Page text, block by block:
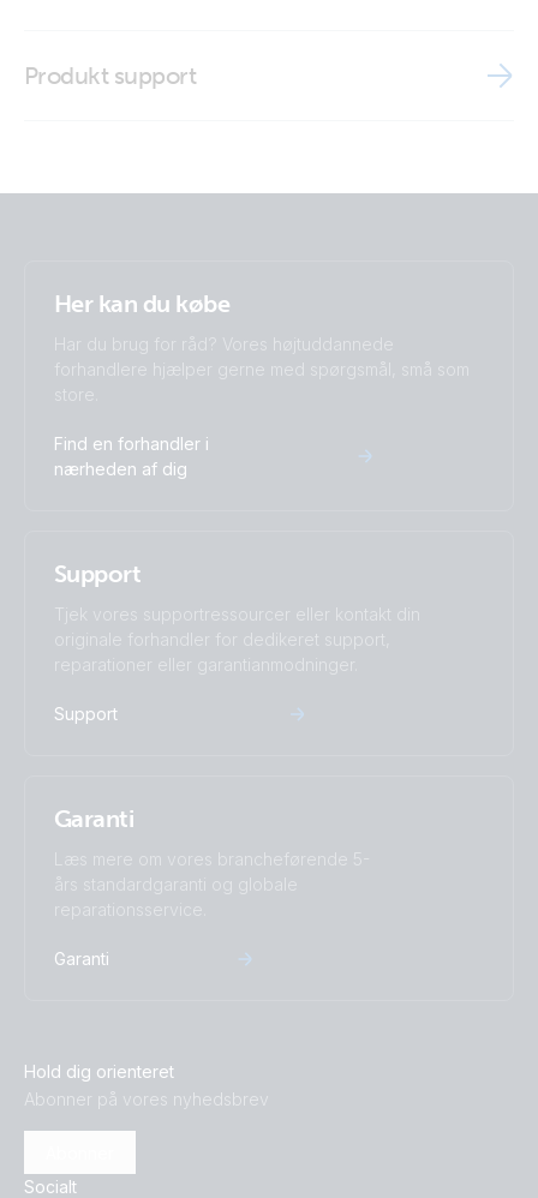
BlueSolar Polycrystalline Panel (right)
Produkt support
Her kan du købe
Har du brug for råd? Vores højtuddannede
forhandlere hjælper gerne med spørgsmål, små som
store.
Find en forhandler i
nærheden af dig
Support
Tjek vores supportressourcer eller kontakt din
originale forhandler for dedikeret support,
reparationer eller garantianmodninger.
Support
Garanti
Læs mere om vores brancheførende 5-
års standardgaranti og globale
reparationsservice.
Garanti
Hold dig orienteret
Abonner på vores nyhedsbrev
Socialt